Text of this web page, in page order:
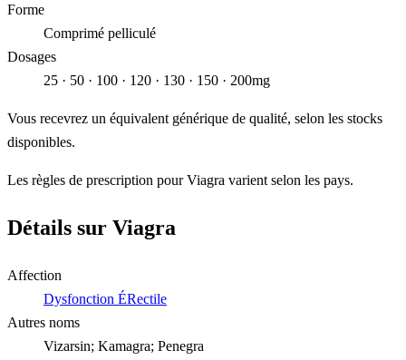
Forme
Comprimé pelliculé
Dosages
25 · 50 · 100 · 120 · 130 · 150 · 200mg
Vous recevrez un équivalent générique de qualité, selon les stocks
disponibles.
Les règles de prescription pour Viagra varient selon les pays.
Détails sur Viagra
Affection
Dysfonction ÉRectile
Autres noms
Vizarsin; Kamagra; Penegra